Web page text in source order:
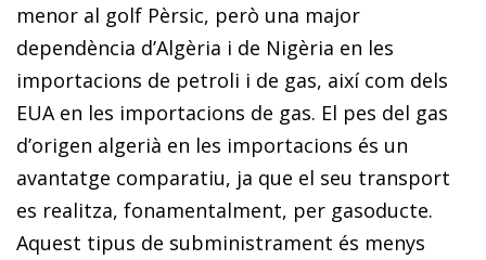
menor al golf Pèrsic, però una major
dependència d’Algèria i de Nigèria en les
importacions de petroli i de gas, així com dels
EUA en les importacions de gas. El pes del gas
d’origen algerià en les importacions és un
avantatge comparatiu, ja que el seu transport
es realitza, fonamentalment, per gasoducte.
Aquest tipus de subministrament és menys